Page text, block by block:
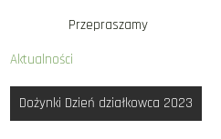
Przepraszamy
Aktualności
Nawigacja
wpisu
Dożynki Dzień działkowca 2023